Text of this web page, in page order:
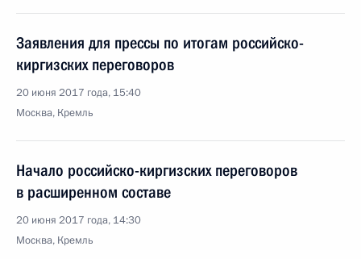
Заявления для прессы по итогам российско-
киргизских переговоров
20 июня 2017 года, 15:40
Москва, Кремль
Начало российско-киргизских переговоров
в расширенном составе
20 июня 2017 года, 14:30
Москва, Кремль